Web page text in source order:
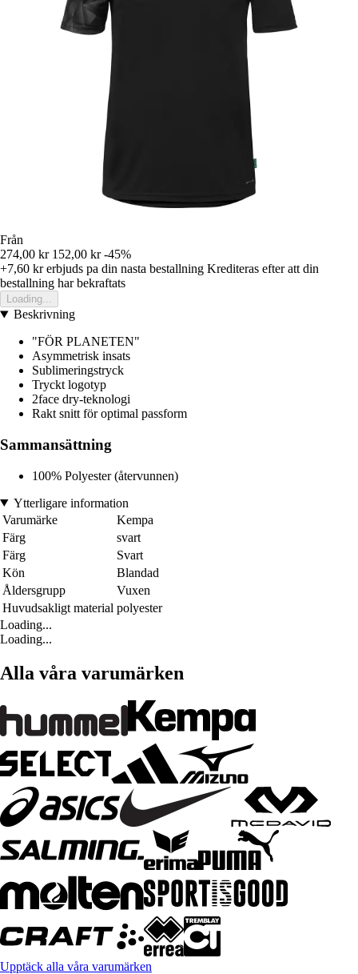
Från
274,00 kr 152,00 kr -45%
+7,60 krerbjuds pa din nasta bestallning Krediteras efter att din
bestallning har bekraftats
Loading...
Beskrivning
"FÖR PLANETEN"
Asymmetrisk insats
Sublimeringstryck
Tryckt logotyp
2face dry-teknologi
Rakt snitt för optimal passform
Sammansättning
100% Polyester (återvunnen)
Ytterligare information
Varumärke
Kempa
Färg
svart
Färg
Svart
Kön
Blandad
Åldersgrupp
Vuxen
Huvudsakligt material polyester
Loading...
Loading...
Alla våra varumärken
Upptäck alla våra varumärken